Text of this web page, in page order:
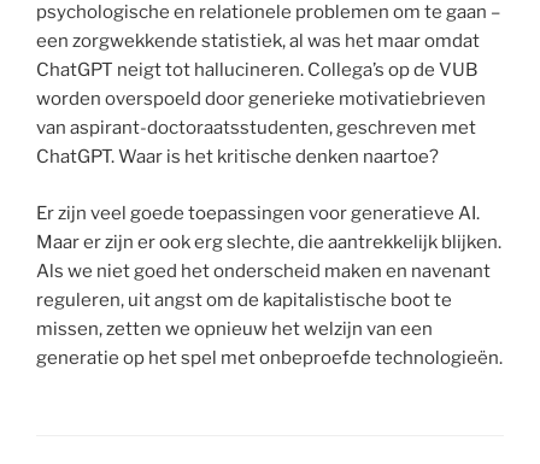
psychologische en relationele problemen om te gaan –
een zorgwekkende statistiek, al was het maar omdat
ChatGPT neigt tot hallucineren. Collega’s op de VUB
worden overspoeld door generieke motivatiebrieven
van aspirant-doctoraatsstudenten, geschreven met
ChatGPT. Waar is het kritische denken naartoe?
Er zijn veel goede toepassingen voor generatieve AI.
Maar er zijn er ook erg slechte, die aantrekkelijk blijken.
Als we niet goed het onderscheid maken en navenant
reguleren, uit angst om de kapitalistische boot te
missen, zetten we opnieuw het welzijn van een
generatie op het spel met onbeproefde technologieën.